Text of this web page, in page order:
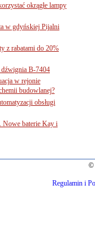
okrągłe lampy
w gdyńskiej Pijalni
z rabatami do 20%
B-7404
w rejonie
budowlanej?
obsługi
Nowe baterie Kay i
©
Regulamin i